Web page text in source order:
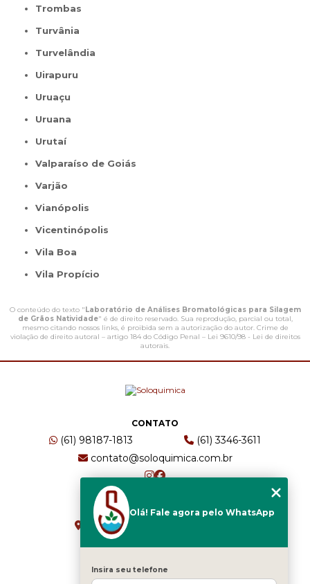
Trombas
Turvânia
Turvelândia
Uirapuru
Uruaçu
Uruana
Urutaí
Valparaíso de Goiás
Varjão
Vianópolis
Vicentinópolis
Vila Boa
Vila Propício
O conteúdo do texto " Laboratório de Análises Bromatológicas para Silagem
de Grãos Natividade" é de direito reservado. Sua reprodução, parcial ou total,
mesmo citando nossos links, é proibida sem a autorização do autor. Crime de
violação de direito autoral – artigo 184 do Código Penal – Lei 9610/98 - Lei de direitos
autorais.
CONTATO
(61) 98187-1813
(61) 3346-3611
contato@soloquimica.com.br
ENDEREÇO
CRS 511 Sul, Bl B, Sl 49 - Asa Sul
Brasília - DF - CEP: 70361-520
Olá! Fale agora pelo WhatsApp
Insira seu telefone